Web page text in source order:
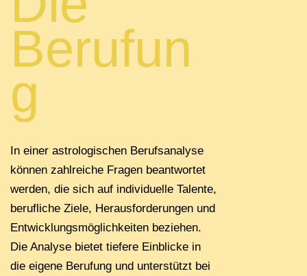
Berufun
g
In einer astrologischen Berufsanalyse
können zahlreiche Fragen beantwortet
werden, die sich auf individuelle Talente,
berufliche Ziele, Herausforderungen und
Entwicklungsmöglichkeiten beziehen.
Die Analyse bietet tiefere Einblicke in
die eigene Berufung und unterstützt bei